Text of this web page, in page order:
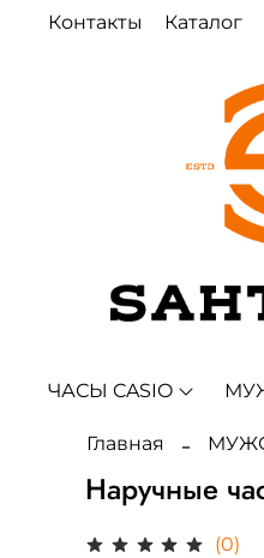
Контакты Каталог
ЧАСЫ CASIO
Главная
Наручные
(0)